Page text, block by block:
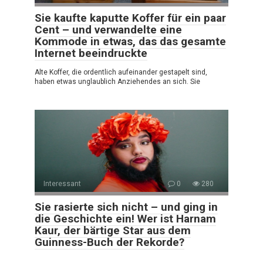
Sie kaufte kaputte Koffer für ein paar
Cent – und verwandelte eine
Kommode in etwas, das das gesamte
Internet beeindruckte
Alte Koffer, die ordentlich aufeinander gestapelt sind,
haben etwas unglaublich Anziehendes an sich. Sie
Interessant 0 280
Sie rasierte sich nicht – und ging in
die Geschichte ein! Wer ist Harnam
Kaur, der bärtige Star aus dem
Guinness-Buch der Rekorde?